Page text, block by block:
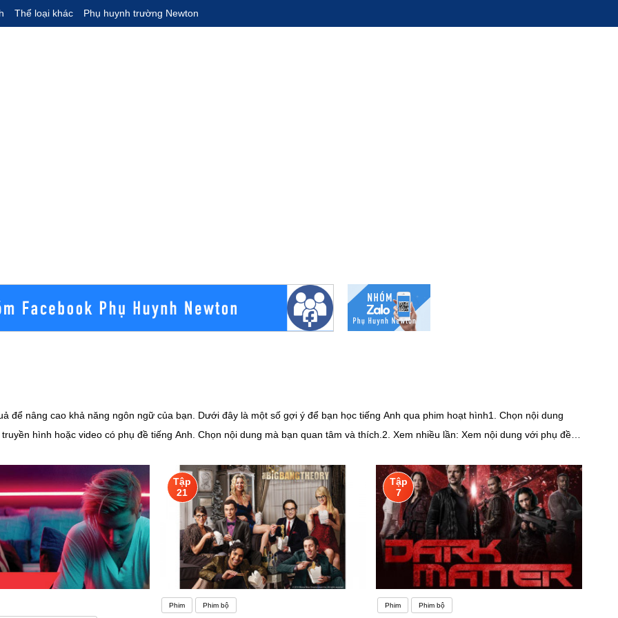
Thể loại khác Phụ huynh trường Newton
để nâng cao khả năng ngôn ngữ của bạn. Dưới đây là một số gợi ý để bạn học tiếng Anh qua phim hoạt hình1. Chọn nội dung
hình hoặc video có phụ đề tiếng Anh. Chọn nội dung mà bạn quan tâm và thích.2. Xem nhiều lần: Xem nội dung với phụ đề
Học cách phát âm đúng để cải thiện khả năng nghe và nói của bạn.4. Ghi chú từ vựng: Khi bạn gặp từ mới trong phụ đề, ghi
Thử sức với phụ đề tắt: Khi bạn đã quen với nội dung, hãy tắt phụ đề và xem lại. Điều này giúp bạn kiểm tra khả năng nghe và
Anh qua phim hoạt hình là một quá trình, hãy kiên nhẫn và thường xuyên thực hành!Nếu bạn muốn xem danh sách các bộ phim
(Nữ hoàng băng giá): Bộ phim nổi tiếng với âm thanh sống động và câu chuyện hấp dẫn⁴.2. Moana (Hành Trình Của Moana):
Sing (Đấu trường âm nhạc): Bộ phim về cuộc thi hát hò với nhiều nhân vật thú vị⁴.4. The Lion King (Vua sư tử): Một bộ phim
(Đi tìm Nemo): Bộ phim về cuộc hành trình của chú cá clownfish tên Nemo⁶.Để chuẩn bị cho kỳ thi chuyển cấp môn Tiếng Anh
gian biểu ôn tập tiếng Anh THCS lớp 9 chi tiết:- Xác định thời gian học và ôn tập hàng ngày.- Tạo lịch học cố định để duy trì thói
Tập
21
Phim Phim bộ
Tập
7
Phim Phim bộ